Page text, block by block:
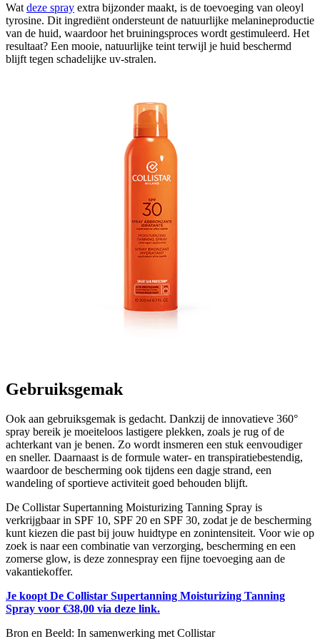
Wat deze spray extra bijzonder maakt, is de toevoeging van oleoyl
tyrosine. Dit ingrediënt ondersteunt de natuurlijke melanineproductie
van de huid, waardoor het bruiningsproces wordt gestimuleerd. Het
resultaat? Een mooie, natuurlijke teint terwijl je huid beschermd
blijft tegen schadelijke uv-stralen.
Gebruiksgemak
Ook aan gebruiksgemak is gedacht. Dankzij de innovatieve 360°
spray bereik je moeiteloos lastigere plekken, zoals je rug of de
achterkant van je benen. Zo wordt insmeren een stuk eenvoudiger
en sneller. Daarnaast is de formule water- en transpiratiebestendig,
waardoor de bescherming ook tijdens een dagje strand, een
wandeling of sportieve activiteit goed behouden blijft.
De Collistar Supertanning Moisturizing Tanning Spray is
verkrijgbaar in SPF 10, SPF 20 en SPF 30, zodat je de bescherming
kunt kiezen die past bij jouw huidtype en zonintensiteit. Voor wie op
zoek is naar een combinatie van verzorging, bescherming en een
zomerse glow, is deze zonnespray een fijne toevoeging aan de
vakantiekoffer.
Je koopt De Collistar Supertanning Moisturizing Tanning
Spray voor €38,00 via deze link.
Bron en Beeld: In samenwerking met Collistar